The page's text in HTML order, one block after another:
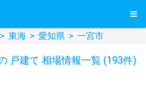
> 東海 > 愛知県 > 一宮市
戸建て 相場情報一覧 (193件)